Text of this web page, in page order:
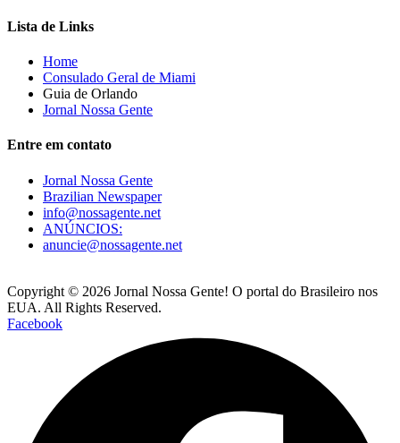
Lista de Links
Home
Consulado Geral de Miami
Guia de Orlando
Jornal Nossa Gente
Entre em contato
Jornal Nossa Gente
Brazilian Newspaper
info@nossagente.net
ANÚNCIOS:
anuncie@nossagente.net
Copyright © 2026 Jornal Nossa Gente! O portal do Brasileiro nos
EUA. All Rights Reserved.
Facebook